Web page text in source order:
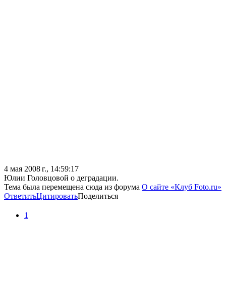
4 мая 2008 г., 14:59:17
Юлии Головцовой о деградации.
Тема была перемещена сюда из форума О сайте «Клуб Foto.ru»
ОтветитьЦитироватьПоделиться
1